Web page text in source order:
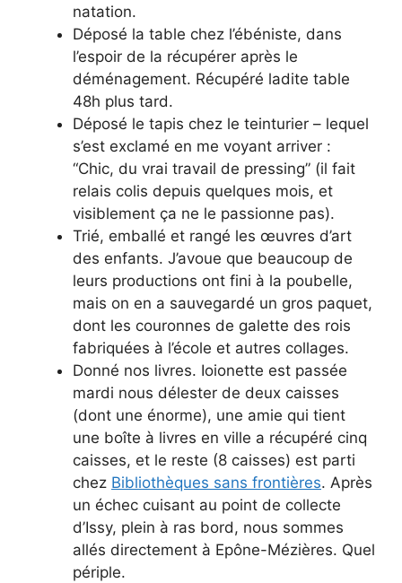
natation.
Déposé la table chez l’ébéniste, dans
l’espoir de la récupérer après le
déménagement. Récupéré ladite table
48h plus tard.
Déposé le tapis chez le teinturier – lequel
s’est exclamé en me voyant arriver :
“Chic, du vrai travail de pressing” (il fait
relais colis depuis quelques mois, et
visiblement ça ne le passionne pas).
Trié, emballé et rangé les œuvres d’art
des enfants. J’avoue que beaucoup de
leurs productions ont fini à la poubelle,
mais on en a sauvegardé un gros paquet,
dont les couronnes de galette des rois
fabriquées à l’école et autres collages.
Donné nos livres. Ioionette est passée
mardi nous délester de deux caisses
(dont une énorme), une amie qui tient
une boîte à livres en ville a récupéré cinq
caisses, et le reste (8 caisses) est parti
chez Bibliothèques sans frontières. Après
un échec cuisant au point de collecte
d’Issy, plein à ras bord, nous sommes
allés directement à Epône-Mézières. Quel
périple.